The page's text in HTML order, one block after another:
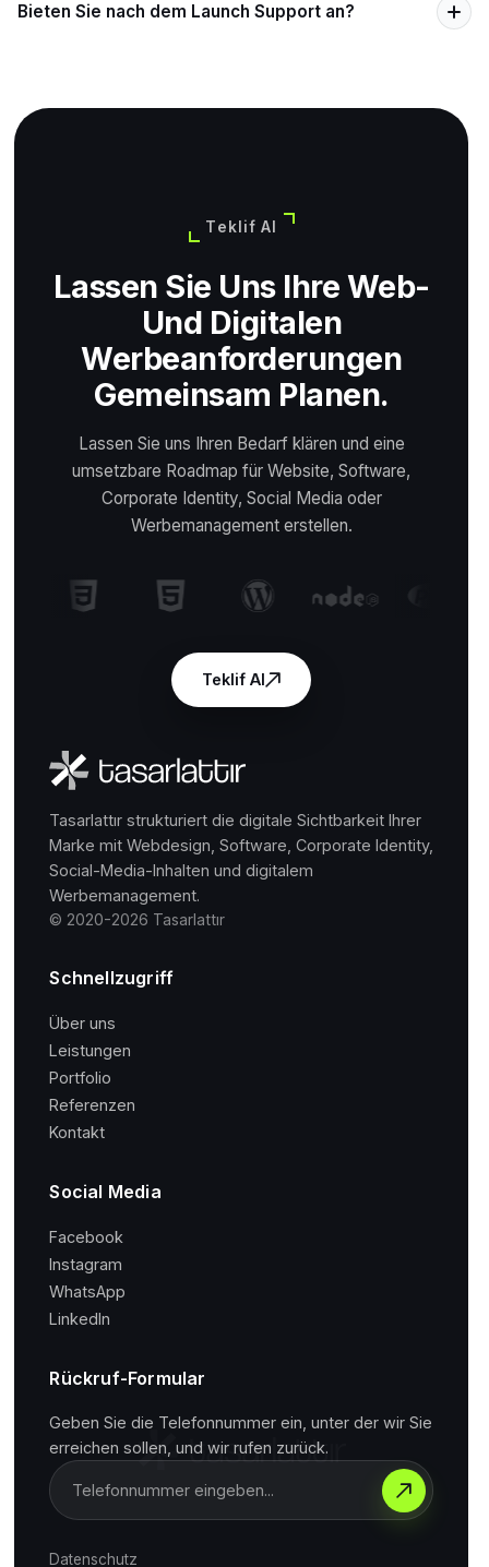
Bieten Sie nach dem Launch Support an?
Teklif Al
Lassen Sie Uns Ihre Web-
Und Digitalen
Werbeanforderungen
Gemeinsam Planen.
Lassen Sie uns Ihren Bedarf klären und eine
umsetzbare Roadmap für Website, Software,
Corporate Identity, Social Media oder
Werbemanagement erstellen.
Teklif Al
Tasarlattır strukturiert die digitale Sichtbarkeit Ihrer
Marke mit Webdesign, Software, Corporate Identity,
Social-Media-Inhalten und digitalem
Werbemanagement.
© 2020-2026 Tasarlattır
Schnellzugriff
Über uns
Leistungen
Portfolio
Referenzen
Kontakt
Social Media
Facebook
Instagram
WhatsApp
LinkedIn
Rückruf-Formular
Geben Sie die Telefonnummer ein, unter der wir Sie
erreichen sollen, und wir rufen zurück.
Datenschutz